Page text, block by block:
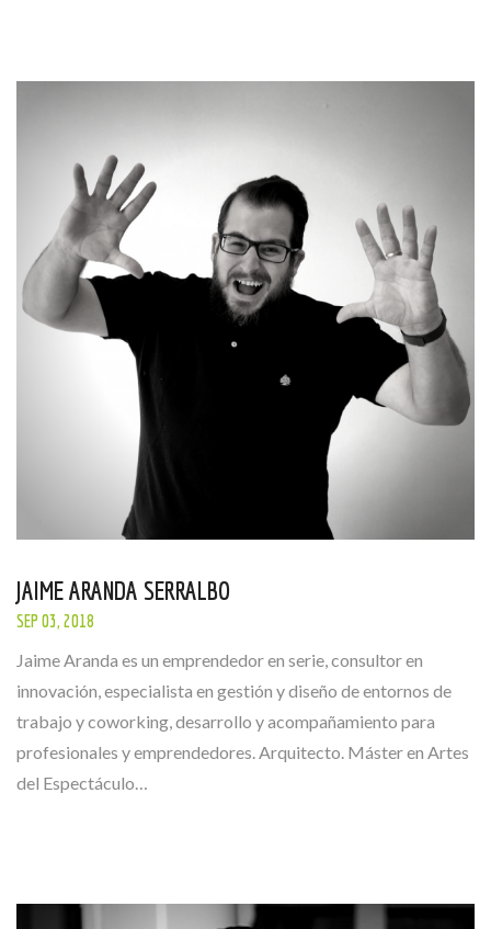
JAIME ARANDA SERRALBO
SEP 03, 2018
Jaime Aranda es un emprendedor en serie, consultor en
innovación, ​especialista en gestión y diseño de entornos de
trabajo y coworking​​, desarrollo y acompañamiento ​para​
profesionales y emprendedores. Arquitecto. Máster en Artes
del Espectáculo…